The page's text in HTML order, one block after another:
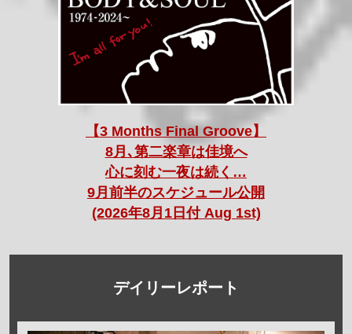
【3 Months Final Groove】
8月､第二楽章は佳境へ
心に刻む一夜は続く…
9月前半のスケジュール公開
(2026年8月1日付 Aug 1st)
デイリーレポート